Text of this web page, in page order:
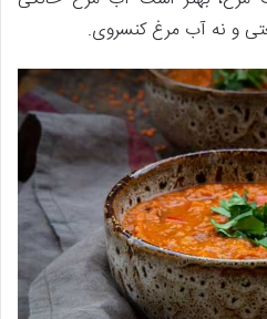
و نه آب مرغ کنسروی.